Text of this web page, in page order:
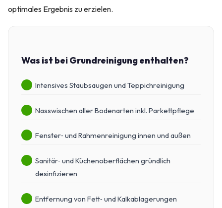
optimales Ergebnis zu erzielen.
Was ist bei Grundreinigung enthalten?
Intensives Staubsaugen und Teppichreinigung
Nasswischen aller Bodenarten inkl. Parkettpflege
Fenster‑ und Rahmenreinigung innen und außen
Sanitär‑ und Küchenoberflächen gründlich
desinfizieren
Entfernung von Fett‑ und Kalkablagerungen